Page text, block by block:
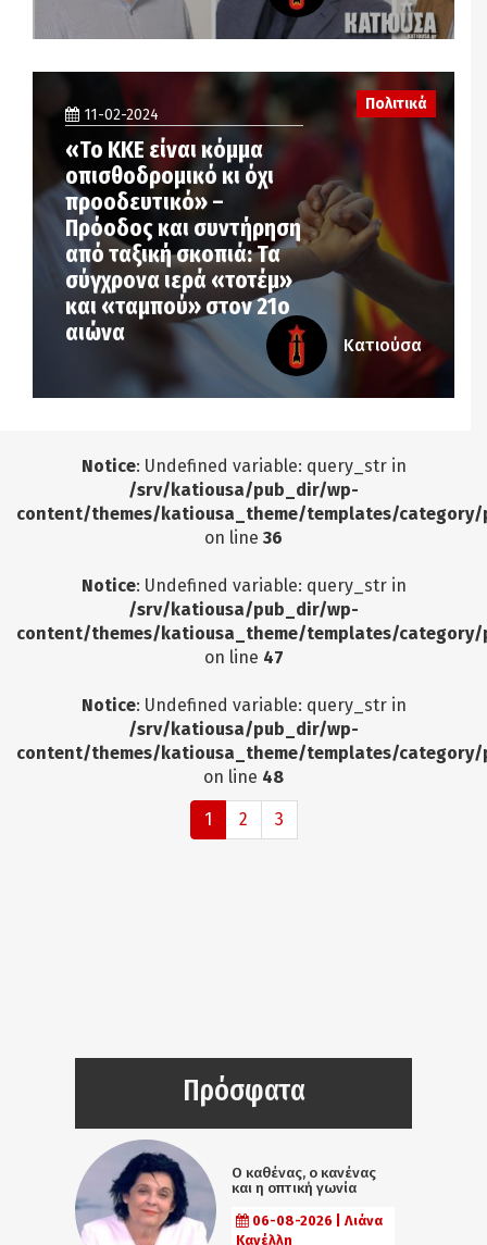
11-02-2024
«Το ΚΚΕ είναι κόμμα
οπισθοδρομικό κι όχι
προοδευτικό» –
Πρόοδος και συντήρηση
από ταξική σκοπιά: Τα
σύγχρονα ιερά «τοτέμ»
και «ταμπού» στον 21ο
αιώνα
Πολιτικά
Κατιούσα
Notice: Undefined variable: query_str in
/srv/katiousa/pub_dir/wp-
content/themes/katiousa_theme/templates/
on line 36
Notice: Undefined variable: query_str in
/srv/katiousa/pub_dir/wp-
content/themes/katiousa_theme/templates/
on line 47
Notice: Undefined variable: query_str in
/srv/katiousa/pub_dir/wp-
content/themes/katiousa_theme/templates/
on line 48
1 2 3
Πρόσφατα
Ο καθένας, ο κανένας
και η οπτική γωνία
06-08-2026 | Λιάνα
Κανέλλη